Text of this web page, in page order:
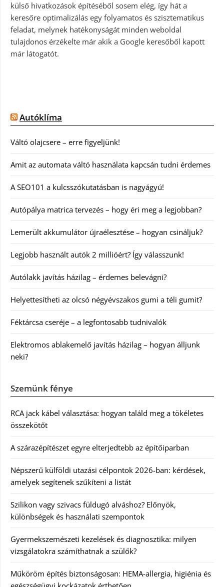
külső hivatkozások építéséből sosem elég, így hát a
keresőre optimalizálás egy folyamatos és szisztematikus
feladat, melynek hatékonyságát minden weboldal
tulajdonos érzékelte már akik a Google keresőből kapott
már látogatót.
Autóklíma
Váltó olajcsere – erre figyeljünk!
Amit az automata váltó használata kapcsán tudni érdemes
A SEO101 a kulcsszókutatásban is nagyágyú!
Autópálya matrica tervezés – hogy éri meg a legjobban?
Lemerült akkumulátor újraélesztése – hogyan csináljuk?
Legjobb használt autók 2 millióért? Így válasszunk!
Autólakk javítás házilag – érdemes belevágni?
Helyettesítheti az olcsó négyévszakos gumi a téli gumit?
Féktárcsa cseréje – a legfontosabb tudnivalók
Elektromos ablakemelő javítás házilag – hogyan álljunk
neki?
Szemünk fénye
RCA jack kábel választása: hogyan találd meg a tökéletes
összekötőt
A szárazépítészet egyre elterjedtebb az építőiparban
Népszerű külföldi utazási célpontok 2026-ban: kérdések,
amelyek segítenek szűkíteni a listát
Szilikon vagy szivacs füldugó alváshoz? Előnyök,
különbségek és használati szempontok
Gyermekszemészeti kezelések és diagnosztika: milyen
vizsgálatokra számíthatnak a szülők?
Műköröm építés biztonságosan: HEMA-allergia, higiénia és